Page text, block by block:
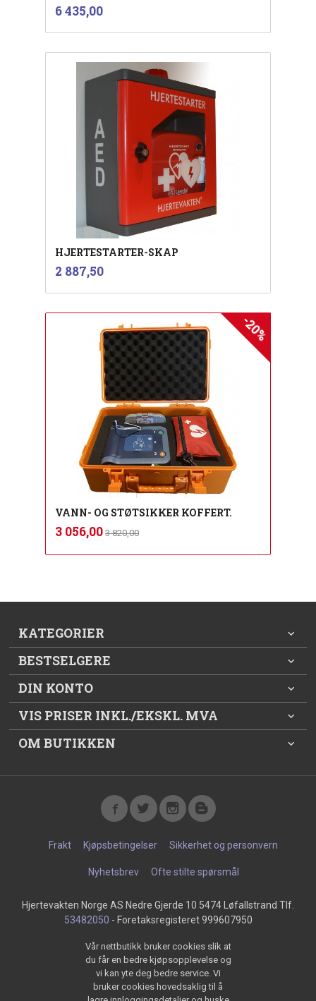
Pris
6 435,00mva.
HJERTESTARTER-SKAP
Pris
2 887,50mva.
VANN- OG STØTSIKKER KOFFERT.
Tilbud
3 056,00 3 820,00
-20%
mva.
KATEGORIER
BESTSELGERE
DIN KONTO
VIS PRISER INKL./EKSKL. MVA
OM BUTIKKEN
Frakt Kjøpsbetingelser Sikkerhet og personvern
Nyhetsbrev Ofte stilte spørsmål
Hjertevakten Norge AS Nedre Gjerde 10 5474 Løfallstrand Tlf.
53482050 - Foretaksregisteret 999607950
Vår nettbutikk bruker cookies slik at
du får en bedre kjøpsopplevelse og
vi kan yte deg bedre service. Vi
bruker cookies hovedsaklig til å